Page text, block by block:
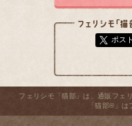
ポスト
フェリシモ「猫部」は、通販フェ
「猫部®」は